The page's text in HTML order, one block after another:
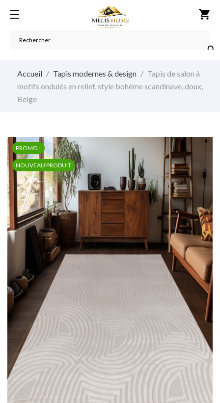
shopping_cart

Accueil Tapis modernes & design
Tapis de salon à
motifs ondulés en relief, style bohème scandinave, doux,
Beige
PROMO !
NOUVEAU PRODUIT